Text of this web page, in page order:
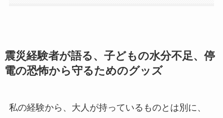
震災経験者が語る、子どもの水分不足、停
電の恐怖から守るためのグッズ
私の経験から、大人が持っているものとは別に、